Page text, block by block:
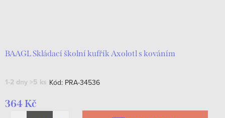
BAAGL Skládací školní kufřík Axolotl s kováním
1-2 dny >5 ks Kód: PRA-34536
364 Kč